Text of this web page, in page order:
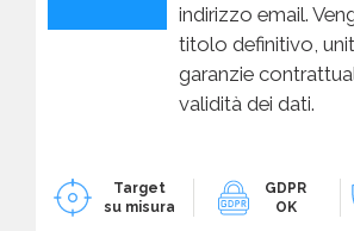
indirizzo email.
titolo definitivo,
garanzie
validità dei dati.
Target
su misura
GDPR
OK